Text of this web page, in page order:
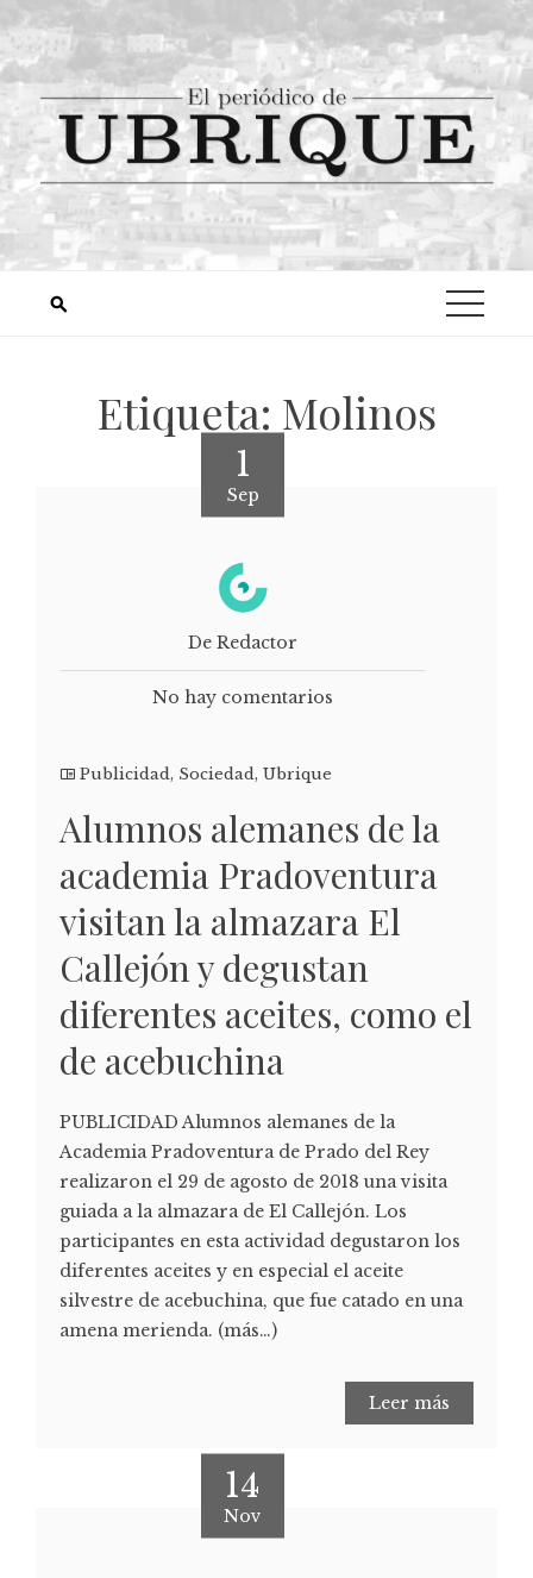
Etiqueta: Molinos
1
Sep
De Redactor
No hay comentarios
Publicidad, Sociedad, Ubrique
Alumnos alemanes de la
academia Pradoventura
visitan la almazara El
Callejón y degustan
diferentes aceites, como el
de acebuchina
PUBLICIDAD Alumnos alemanes de la
Academia Pradoventura de Prado del Rey
realizaron el 29 de agosto de 2018 una visita
guiada a la almazara de El Callejón. Los
participantes en esta actividad degustaron los
diferentes aceites y en especial el aceite
silvestre de acebuchina, que fue catado en una
amena merienda. (más…)
Leer más
14
Nov